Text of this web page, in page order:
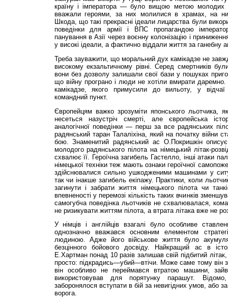
країну і імператора — було вищою метою молодих
вважали героями, за них молилися в храмах, на
Шкода, що такі прекрасні ідеали лицарства були
поведінки для армії і ВПС пропагандою
панування в Азії через воєнну колонізацію і
у високі ідеали, а фактично віддали життя за ганебну
Треба зауважити, що моральний дух камікадзе не
високому екзальтичному рівні. Серед смертників
вони без дозволу залишали свої бази у пошуках
що війну програно і люди не хотіли вмирати даремно.
камікадзе, якого примусили до вильоту, у відчаї
командний пункт.
Європейцям важко зрозуміти японського льотчика,
несеться назустріч смерті, але європейська
аналогічної поведінки — перш за все радянських
радянський таран Талаліхіна, який на початку війни
бою. Знаменитий радянський ас О.Покришкін описує
молодого радянського пілота на німецький літак-
схвалює її. Героїчна загибель Гастелло, інші атаки
німецької техніки теж мають ознаки героїчної
здійснювалися сильно ушкодженими машинами у
так чи інакше загибель екіпажу. Практики, коли
загинути і забрати життя німецького пілота чи
впевненості у перемозі кількість таких вчинків
самогубча поведінка льотчиків не схвалювалася,
не ризикувати життям пілота, а втрата літака вже не
У німців і англійців взагалі було особливе
однозначно вважався основним елементом
людиною. Адже його військове життя було
безцінного бойового досвіду. Найкращий ас в
Е.Хартман понад 10 разів залишав свій підбитий
просто: підкрадись—убий—втічи. Може саме тому він
він особливо не переймався втратою машини,
використовував для порятунку парашут.
заборонялося вступати в бій за невигідних умов, або
ворога.